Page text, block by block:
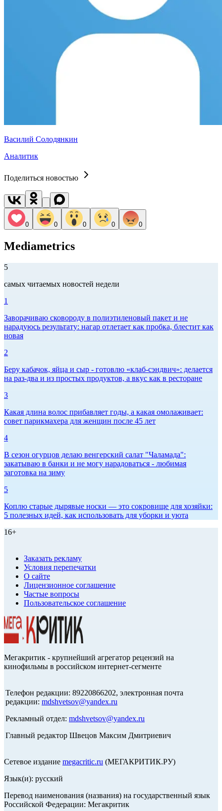
Василий Солодянкин
Аналитик
Поделиться новостью
0 0 0 0 0
Mediametrics
5
самых читаемых новостей недели
1
Заворачиваю сковороду в полиэтиленовый пакет и не
нарадуюсь результату: нагар отлетает как пробка, блестит как
новая
2
Беру кабачок, яйца и сыр - готовлю «клаб-сэндвич»: делается
на раз-два и из простых продуктов, а вкус как в ресторане
3
Какая длина волос прибавляет годы, а какая омолаживает:
совет парикмахера для женщин после 45 лет
4
В сезон огурцов делаю венгерский салат "Чаламада":
закатываю в банки и не могу нарадоваться - любимая
заготовка на зиму
5
Коплю старые дырявые носки — это сокровище для хозяйки:
5 полезных идей, как использовать для уборки и уюта
16+
Заказать рекламу
Условия перепечатки
О сайте
Лицензионное соглашение
Частые вопросы
Пользовательское соглашение
Мегакритик - крупнейший агрегатор рецензий на
кинофильмы в российском интернет-сегменте
Телефон редакции: 89220866202, электронная почта
редакции: mdshvetsov@yandex.ru
Рекламный отдел: mdshvetsov@yandex.ru
Главный редактор Швецов Максим Дмитриевич
Сетевое издание megacritic.ru (МЕГАКРИТИК.РУ)
Язык(и): русский
Перевод наименования (названия) на государственный язык
Российской Федерации: Мегакритик